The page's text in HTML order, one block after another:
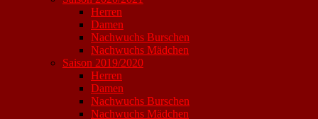
Herren
Damen
Nachwuchs Burschen
Nachwuchs Mädchen
Saison 2019/2020
Herren
Damen
Nachwuchs Burschen
Nachwuchs Mädchen